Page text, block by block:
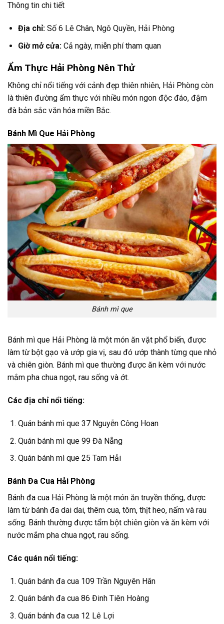
Thông tin chi tiết
Địa chỉ:Số 6 Lê Chân, Ngô Quyền, Hải Phòng
Giờ mở cửa:Cả ngày, miễn phí tham quan
Ẩm Thực Hải Phòng Nên Thử
Không chỉ nổi tiếng với cảnh đẹp thiên nhiên, Hải Phòng còn
là thiên đường ẩm thực với nhiều món ngon độc đáo, đậm
đà bản sắc văn hóa miền Bắc.
Bánh Mì Que Hải Phòng
Bánh mì que
Bánh mì que Hải Phòng là một món ăn vặt phổ biến, được
làm từ bột gạo và ướp gia vị, sau đó ướp thành từng que nhỏ
và chiên giòn. Bánh mì que thường được ăn kèm với nước
mắm pha chua ngọt, rau sống và ớt.
Các địa chỉ nổi tiếng:
Quán bánh mì que 37 Nguyễn Công Hoan
Quán bánh mì que 99 Đà Nẵng
Quán bánh mì que 25 Tam Hải
Bánh Đa Cua Hải Phòng
Bánh đa cua Hải Phòng là một món ăn truyền thống, được
làm từ bánh đa dai dai, thêm cua, tôm, thịt heo, nấm và rau
sống. Bánh thường được tẩm bột chiên giòn và ăn kèm với
nước mắm pha chua ngọt, rau sống.
Các quán nổi tiếng:
Quán bánh đa cua 109 Trần Nguyên Hãn
Quán bánh đa cua 86 Đinh Tiên Hoàng
Quán bánh đa cua 12 Lê Lợi